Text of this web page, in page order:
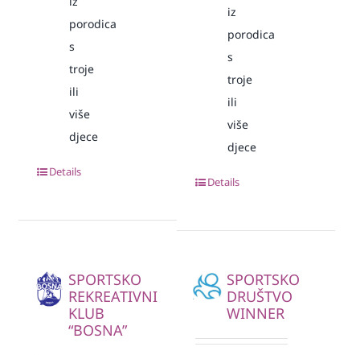
porodica
s
troje
ili
više
djece
Details
iz
porodica
s
troje
ili
više
djece
Details
SPORTSKO
REKREATIVNI
KLUB
“BOSNA”
SPORTSKO
DRUŠTVO
WINNER